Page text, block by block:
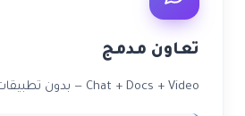
تعاون مدمج
Chat + Docs + Video — بدون تطبيقات خارجية.